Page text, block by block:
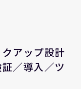
アップ設計
／導入／ツ